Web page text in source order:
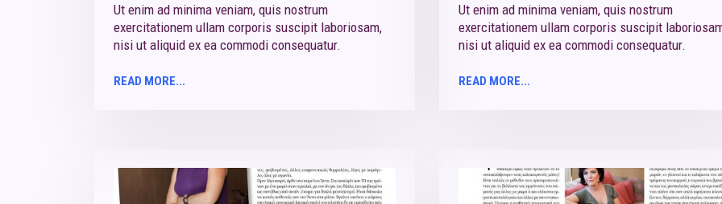
Ut enim ad minima veniam, quis nostrum
exercitationem ullam corporis suscipit laboriosam,
nisi ut aliquid ex ea commodi consequatur.
READ MORE...
Ut enim ad minima veniam, quis nostrum
exercitationem ullam corporis suscipit
nisi ut aliquid ex ea commodi consequatur.
READ MORE...